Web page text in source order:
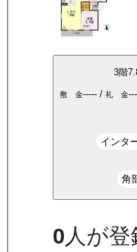
3階
敷 金----- / 礼 金
インタ
角
0人が